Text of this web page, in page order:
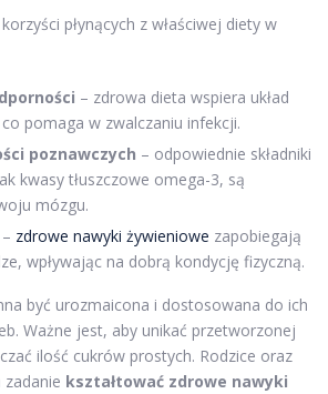
płynących z właściwej diety w
– zdrowa dieta wspiera układ
pomaga w zwalczaniu infekcji.
poznawczych – odpowiednie składniki
kwasy tłuszczowe omega-3, są
mózgu.
– zdrowe nawyki żywieniowe zapobiegają
wpływając na dobrą kondycję fizyczną.
być urozmaicona i dostosowana do ich
Ważne jest, aby unikać przetworzonej
ilość cukrów prostych. Rodzice oraz
kształtować zdrowe nawyki